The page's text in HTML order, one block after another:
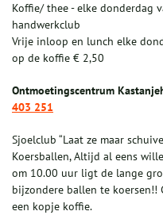
Koffie/ thee - elke donderdag
handwerkclub
Vrije inloop en lunch elke
op de koffie € 2,50
Ontmoetingscentrum
403 251
Sjoelclub “Laat ze maar
Koersballen, Altijd al eens
om 10.00 uur ligt de lange
bijzondere ballen te koersen!!
een kopje koffie.